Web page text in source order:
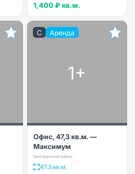
1,400 ₽ кв.м.
C Аренда
1+
Офис, 47,3 кв.м. —
Максимум
Центральный район
47.3 кв.м.